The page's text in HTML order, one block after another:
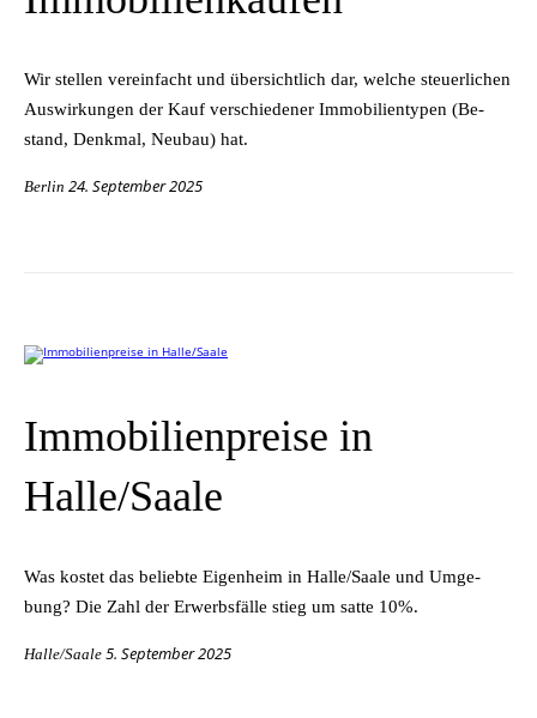
Wir stel­len ver­ein­facht und über­sicht­lich dar, wel­che steu­er­li­chen
Aus­wir­kun­gen der Kauf ver­schie­de­ner Im­mo­bi­li­en­ty­pen (Be­
stand, Denk­mal, Neu­bau) hat.
Berlin 24. September 2025
Immobilienpreise in
Halle/Saale
Was kos­tet das be­lieb­te Ei­gen­heim in Halle/Saale und Um­ge­
bung? Die Zahl der Er­werbs­fäl­le stieg um sat­te 10%.
Halle/Saale 5. September 2025